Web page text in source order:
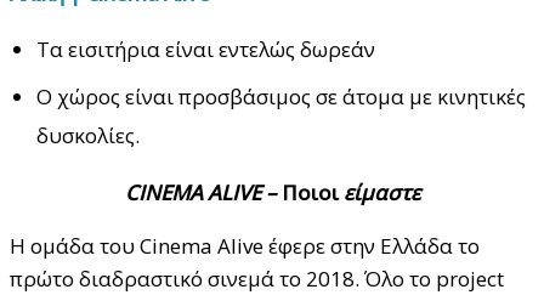
Τα εισιτήρια είναι εντελώς δωρεάν
Ο χώρος είναι προσβάσιμος σε άτομα με κινητικές
δυσκολίες.
CINEMAALIVE–Ποιοιείμαστε
H ομάδα του Cinema Alive έφερε στην Ελλάδα το
πρώτο διαδραστικό σινεμά το 2018. Όλο το project